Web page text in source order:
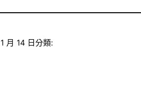
月 14 日 分類: